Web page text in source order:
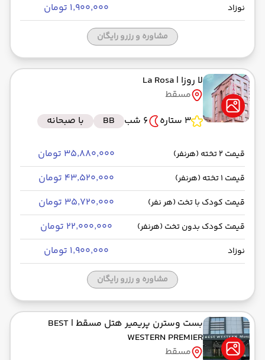
نوزاد ۱٬۹۰۰٬۰۰۰ تومان
مشاوره و رزرو رایگان
لا روزا | La Rosa
مسقط
3 ستاره
6 شب BB با صبحانه
قیمت 2 تخته (هرنفر) ۳۵٬۸۸۰٬۰۰۰ تومان
قیمت 1 تخته (هرنفر) ۴۳٬۵۲۰٬۰۰۰ تومان
قیمت کودک با تخت (هر نفر) ۳۵٬۷۲۰٬۰۰۰ تومان
قیمت کودک بدون تخت (هرنفر) ۲۲٬۰۰۰٬۰۰۰ تومان
نوزاد ۱٬۹۰۰٬۰۰۰ تومان
مشاوره و رزرو رایگان
بست وسترن پریمیر هتل مسقط | BEST
WESTERN PREMIER
مسقط